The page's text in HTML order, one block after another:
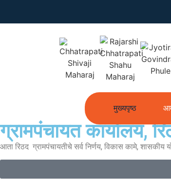
मुख्यपृष्ठ
ग्रामपंचायत कार्यालय,
आता रिठद ग्रामपंचायतीचे सर्व निर्णय, विकास कामे,